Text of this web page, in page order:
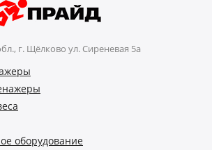
г. Щёлково ул. Сиреневая 5а
оборудование